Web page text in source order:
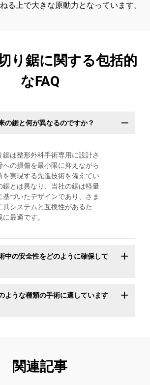
る上で大きな原動力となっています。
り鋸に関する包括的
なFAQ
の鋸と何が異なるのですか？
鋸は整形外科手術専用に設計さ
への損傷を最小限に抑えながら
を実現する先進技術を備えてい
鋸とは異なり、当社の鋸は軽量
基づいたデザインであり、さま
具システムと互換性があるた
最適です。
中の安全性をどのように確保して
ような種類の手術に適しています
関連記事